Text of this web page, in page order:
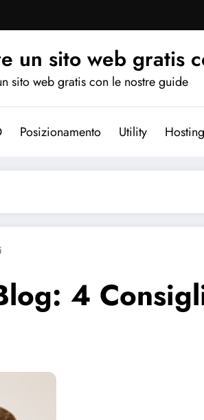
un sito web gratis
sito web gratis con le nostre guide
Posizionamento Utility Hosting
4